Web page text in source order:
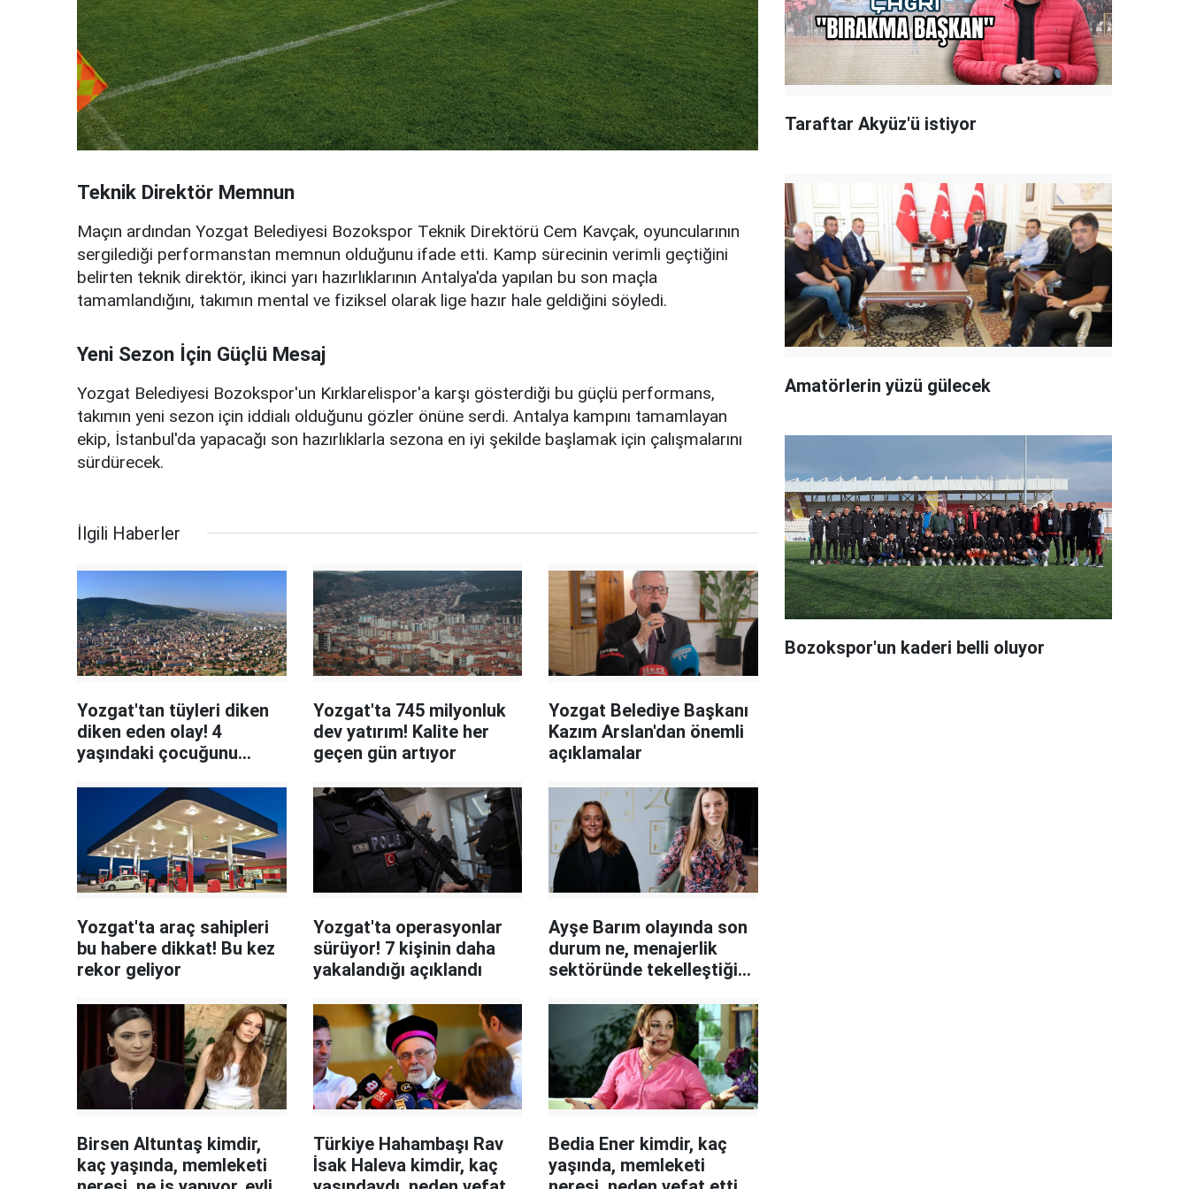
Teknik Direktör Memnun
Maçın ardından Yozgat Belediyesi Bozokspor Teknik Direktörü Cem Kavçak, oyuncularının
sergilediği performanstan memnun olduğunu ifade etti. Kamp sürecinin verimli geçtiğini
belirten teknik direktör, ikinci yarı hazırlıklarının Antalya'da yapılan bu son maçla
tamamlandığını, takımın mental ve fiziksel olarak lige hazır hale geldiğini söyledi.
Yeni Sezon İçin Güçlü Mesaj
Yozgat Belediyesi Bozokspor'un Kırklarelispor'a karşı gösterdiği bu güçlü performans,
takımın yeni sezon için iddialı olduğunu gözler önüne serdi. Antalya kampını tamamlayan
ekip, İstanbul'da yapacağı son hazırlıklarla sezona en iyi şekilde başlamak için çalışmalarını
sürdürecek.
İlgili Haberler
Yozgat'tan tüyleri diken
diken eden olay! 4
yaşındaki çocuğunu
Yozgat'ta 745 milyonluk
dev yatırım! Kalite her
geçen gün artıyor
Yozgat Belediye Başkanı
Kazım Arslan'dan önemli
açıklamalar
Yozgat'ta araç sahipleri
bu habere dikkat! Bu kez
rekor geliyor
Yozgat'ta operasyonlar
sürüyor! 7 kişinin daha
yakalandığı açıklandı
Ayşe Barım olayında son
durum ne, menajerlik
sektöründe tekelleştiği
Sarıkaya ile ilişkisi ne?
Birsen Altuntaş kimdir,
kaç yaşında, memleketi
Türkiye Hahambaşı Rav
İsak Haleva kimdir, kaç
Bedia Ener kimdir, kaç
yaşında, memleketi
Taraftar Akyüz'ü istiyor
Amatörlerin yüzü gülecek
Bozokspor'un kaderi belli oluyor